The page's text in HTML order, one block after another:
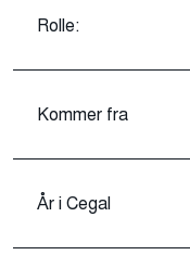
Rolle:
Kommer fra
År i Cegal